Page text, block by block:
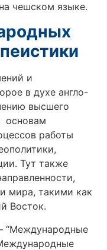
чешском языке.
и
в духе англо-
высшего
основам
работы
Тут также
мира, такими как
Восток.
“Международные